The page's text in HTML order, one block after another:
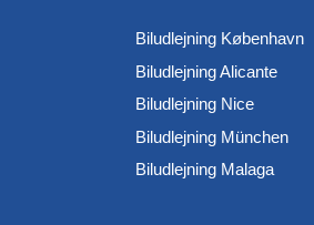
Biludlejning København
Biludlejning Alicante
Biludlejning Nice
Biludlejning München
Biludlejning Malaga